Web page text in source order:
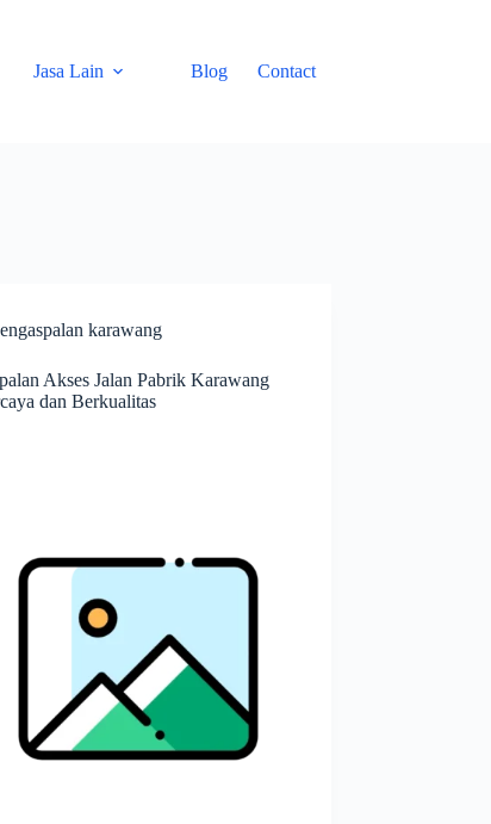
Jasa Lain Blog Contact
karawang
Akses Jalan Pabrik Karawang
dan Berkualitas